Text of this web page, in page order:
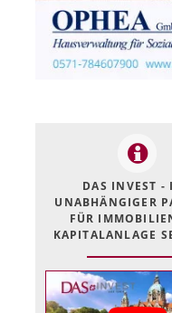
DAS INVEST -
UNABHÄNGIGER
FÜR
KAPITALANLAGE